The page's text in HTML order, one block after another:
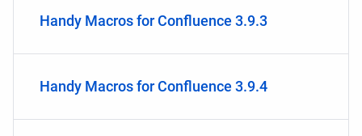
Handy Macros for Confluence 3.9.3
Handy Macros for Confluence 3.9.4